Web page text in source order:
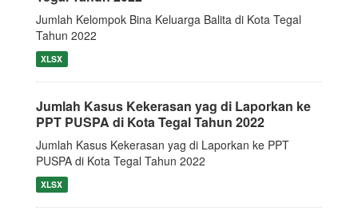
Jumlah Kelompok Bina Keluarga Balita di Kota Tegal
Tahun 2022
XLSX
Jumlah Kasus Kekerasan yag di Laporkan ke
PPT PUSPA di Kota Tegal Tahun 2022
Jumlah Kasus Kekerasan yag di Laporkan ke PPT
PUSPA di Kota Tegal Tahun 2022
XLSX